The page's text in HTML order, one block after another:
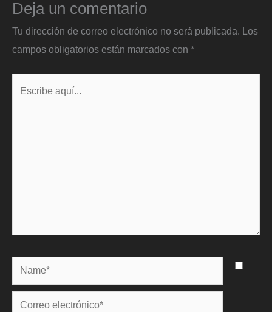
Deja un comentario
Tu dirección de correo electrónico no será publicada. Los
campos obligatorios están marcados con *
Name*
Correo